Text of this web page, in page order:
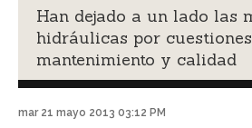
Han dejado a un lado las
hidráulicas por
mantenimiento y calidad
mar 21 mayo 2013 03:12 PM